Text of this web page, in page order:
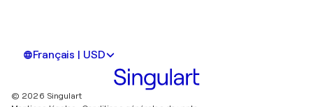
Français | USD
© 2026 Singulart